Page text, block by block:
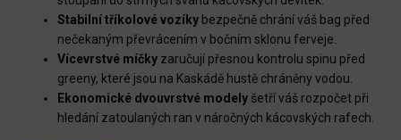
Stabilní tříkolové vozíky bezpečně chrání váš bag před
nečekaným převrácením v bočním sklonu ferveje.
Vícevrstvé míčky zaručují přesnou kontrolu spinu před
greeny, které jsou na Kaskádě hustě chráněny vodou.
Ekonomické dvouvrstvé modely šetří váš rozpočet při
hledání zatoulaných ran v náročných kácovských rafech.